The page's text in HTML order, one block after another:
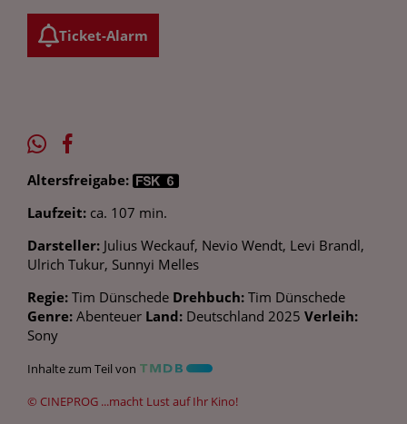
Ticket-Alarm
Altersfreigabe:
Laufzeit: ca. 107 min.
Darsteller: Julius Weckauf, Nevio Wendt, Levi Brandl,
Ulrich Tukur, Sunnyi Melles
Regie: Tim Dünschede Drehbuch: Tim Dünschede
Genre: Abenteuer Land: Deutschland 2025 Verleih:
Sony
Inhalte zum Teil von
© CINEPROG ...macht Lust auf Ihr Kino!